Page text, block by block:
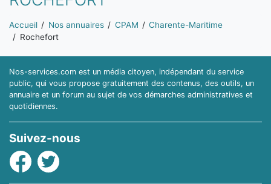
Vous êtes ici:
Accueil Nos annuaires CPAM
Charente-Maritime
Rochefort
Nos-services.com est un média citoyen, indépendant du service
public, qui vous propose gratuitement des contenus, des outils, un
annuaire et un forum au sujet de vos démarches administratives et
quotidiennes.
Suivez-nous
Facebook
Twitter